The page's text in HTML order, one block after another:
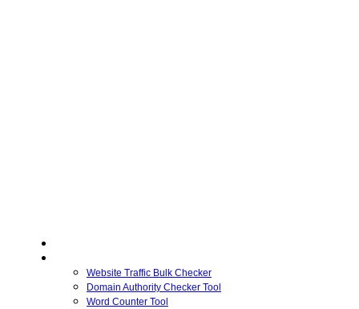
Website Traffic Bulk Checker
Domain Authority Checker Tool
Word Counter Tool